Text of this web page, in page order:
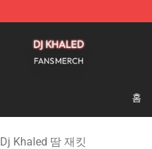
홈
Dj Khaled 땀 재킷